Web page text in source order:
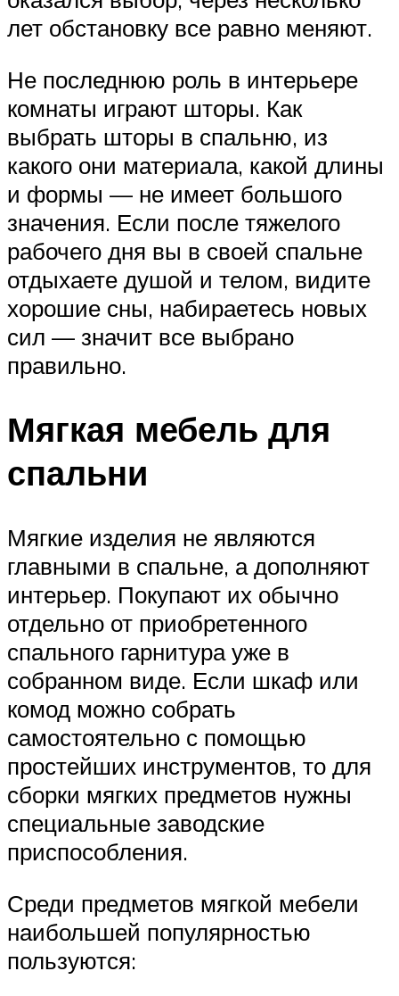
лет обстановку все равно меняют.
Не последнюю роль в интерьере
комнаты играют шторы. Как
выбрать шторы в спальню, из
какого они материала, какой длины
и формы — не имеет большого
значения. Если после тяжелого
рабочего дня вы в своей спальне
отдыхаете душой и телом, видите
хорошие сны, набираетесь новых
сил — значит все выбрано
правильно.
Мягкая мебель для
спальни
Мягкие изделия не являются
главными в спальне, а дополняют
интерьер. Покупают их обычно
отдельно от приобретенного
спального гарнитура уже в
собранном виде. Если шкаф или
комод можно собрать
самостоятельно с помощью
простейших инструментов, то для
сборки мягких предметов нужны
специальные заводские
приспособления.
Среди предметов мягкой мебели
наибольшей популярностью
пользуются: